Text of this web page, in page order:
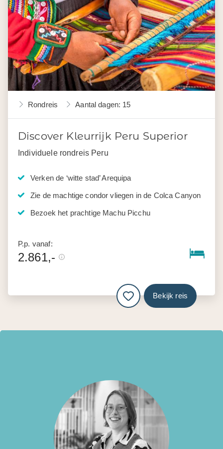
Rondreis Aantal dagen: 15
Discover Kleurrijk Peru Superior
Individuele rondreis Peru
Verken de ‘witte stad’ Arequipa
Zie de machtige condor vliegen in de Colca Canyon
Bezoek het prachtige Machu Picchu
P.p. vanaf:
2.861,-
Bekijk reis